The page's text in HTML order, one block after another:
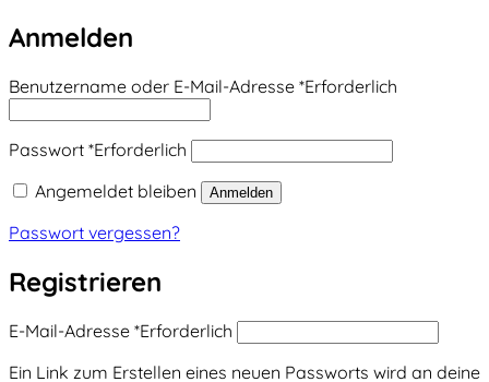
Anmelden
Benutzername oder E-Mail-Adresse *Erforderlich
Passwort *Erforderlich
Angemeldet bleiben
Anmelden
Passwort vergessen?
Registrieren
E-Mail-Adresse *Erforderlich
Ein Link zum Erstellen eines neuen Passworts wird an deine